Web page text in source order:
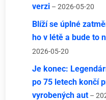
verzi – 2026-05-20
Blíží se úplné
ho v létě a bude to
2026-05-20
Je konec:
po 75 letech končí
vyrobených aut –